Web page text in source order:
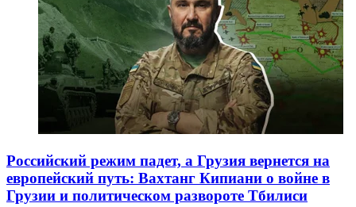
Российский режим падет, а Грузия вернется на
европейский путь: Вахтанг Кипиани о войне в
Грузии и политическом развороте Тбилиси